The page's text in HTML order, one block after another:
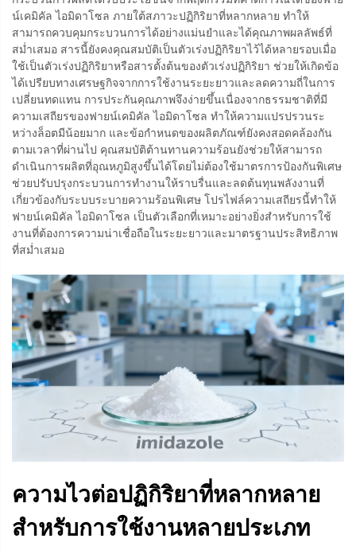
น์เคมิคัล ไอมิดาโซล ภายใต้สภาวะปฏิกิริยาที่หลากหลาย ทำให้
สามารถควบคุมกระบวนการได้อย่างแม่นยำและได้คุณภาพผลลัพธ์ที่
สม่ำเสมอ สารนี้ยังคงคุณสมบัติเป็นตัวเร่งปฏิกิริยาไว้ได้หลายรอบเมื่อ
ใช้เป็นตัวเร่งปฏิกิริยาหรือสารตั้งต้นของตัวเร่งปฏิกิริยา ช่วยให้เกิดข้อ
ได้เปรียบทางเศรษฐกิจจากการใช้งานระยะยาวและลดความถี่ในการ
เปลี่ยนทดแทน การประกันคุณภาพจึงง่ายขึ้นเนื่องจากธรรมชาติที่มี
ความเสถียรของฟายน์เคมิคัล ไอมิดาโซล ทำให้ความแปรปรวนระ
หว่างล็อตมีน้อยมาก และข้อกำหนดของผลิตภัณฑ์ยังคงสอดคล้องกัน
ตามเวลาที่ผ่านไป คุณสมบัติต้านทานความร้อนยังช่วยให้สามารถ
ดำเนินการผลิตที่อุณหภูมิสูงขึ้นได้โดยไม่ต้องใช้มาตรการป้องกันพิเศษ
ช่วยปรับปรุงกระบวนการทำงานให้ราบรื่นและลดต้นทุนพลังงานที่
เกี่ยวข้องกับระบบระบายความร้อนพิเศษ โปรไฟล์ความเสถียรนี้ทำให้
ฟายน์เคมิคัล ไอมิดาโซล เป็นตัวเลือกที่เหมาะอย่างยิ่งสำหรับการใช้
งานที่ต้องการความน่าเชื่อถือในระยะยาวและมาตรฐานประสิทธิภาพ
ที่สม่ำเสมอ
ความไวต่อปฏิกิริยาที่หลากหลาย
สำหรับการใช้งานหลายประเภท